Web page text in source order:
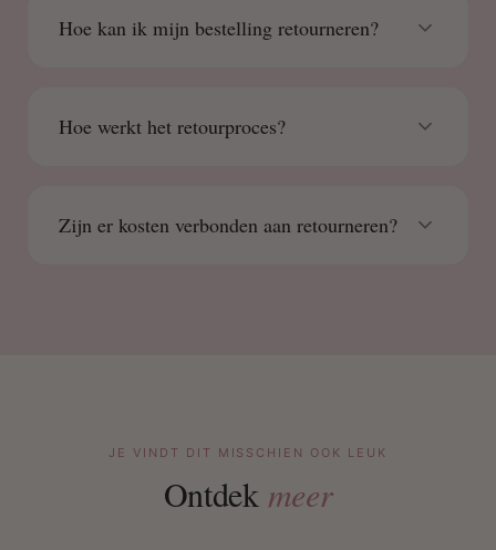
Hoe kan ik mijn bestelling retourneren?
Hoe werkt het retourproces?
Zijn er kosten verbonden aan retourneren?
JE VINDT DIT MISSCHIEN OOK LEUK
Ontdek meer